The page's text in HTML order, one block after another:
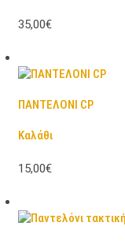
35,00€
ΠΑΝΤΕΛΟΝΙ CP
Καλάθι
15,00€